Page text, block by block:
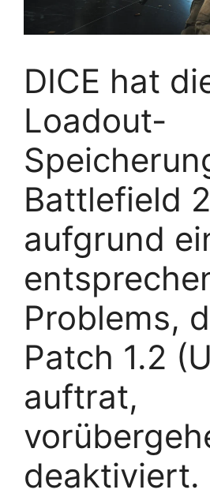
DICE hat
Loadout-
Battlefield
aufgrund
Problems,
Patch 1.2
auftrat,
deaktiviert.